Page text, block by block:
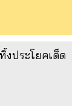
งประโยคเด็ด